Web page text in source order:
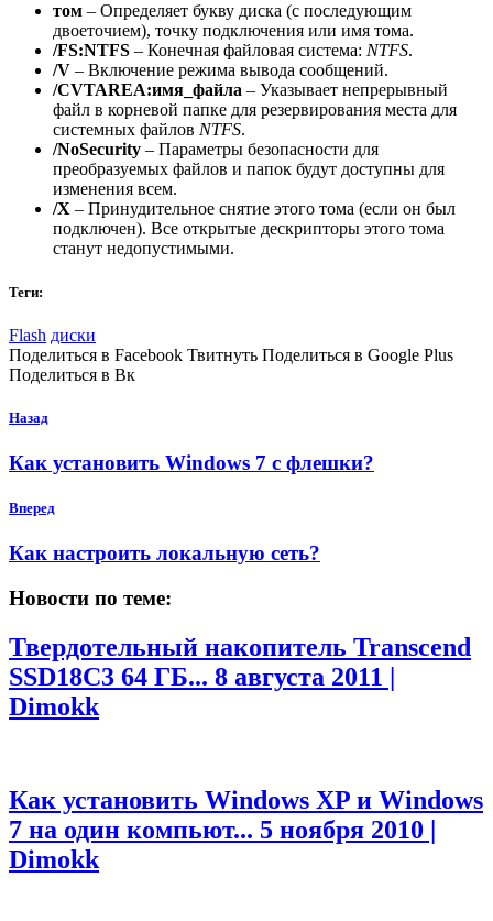
том – Определяет букву диска (с последующим
двоеточием), точку подключения или имя тома.
/FS:NTFS – Конечная файловая система: NTFS.
/V – Включение режима вывода сообщений.
/CVTAREA:имя_файла – Указывает непрерывный
файл в корневой папке для резервирования места для
системных файлов NTFS.
/NoSecurity – Параметры безопасности для
преобразуемых файлов и папок будут доступны для
изменения всем.
/X – Принудительное снятие этого тома (если он был
подключен). Все открытые дескрипторы этого тома
станут недопустимыми.
Теги:
Flash диски
Поделиться в Facebook Твитнуть Поделиться в Google Plus
Поделиться в Вк
Назад
Как установить Windows 7 c флешки?
Вперед
Как настроить локальную сеть?
Новости по теме:
Твердотельный накопитель Transcend
SSD18C3 64 ГБ... 8 августа 2011 |
Dimokk
Как установить Windows XP и Windows
7 на один компьют... 5 ноября 2010 |
Dimokk